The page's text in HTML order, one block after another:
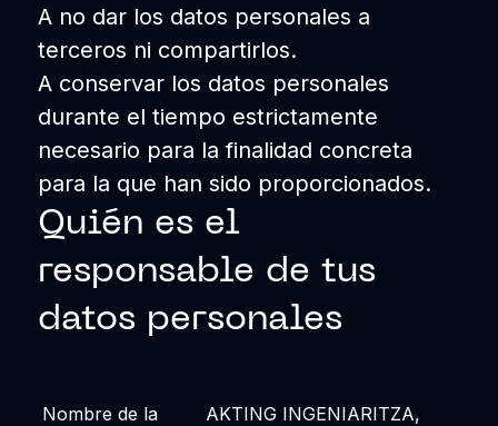
A no dar los datos personales a
terceros ni compartirlos.
A conservar los datos personales
durante el tiempo estrictamente
necesario para la finalidad concreta
para la que han sido proporcionados.
Quién es el
responsable de tus
datos personales
Nombre de la
AKTING INGENIARITZA,